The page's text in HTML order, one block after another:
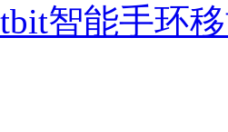
智能手环